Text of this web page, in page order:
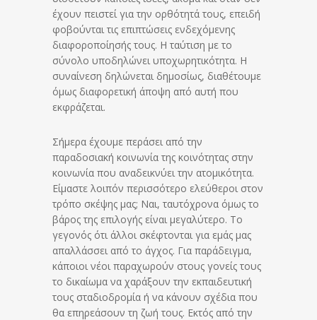
έχουν πειστεί για την ορθότητά τους, επειδή
φοβούνται τις επιπτώσεις ενδεχόμενης
διαφοροποίησής τους. Η ταύτιση με το
σύνολο υποδηλώνει υποχωρητικότητα. Η
συναίνεση δηλώνεται δημοσίως, διαθέτουμε
όμως διαφορετική άποψη από αυτή που
εκφράζεται.
Σήμερα έχουμε περάσει από την
παραδοσιακή κοινωνία της κοινότητας στην
κοινωνία που αναδεικνύει την ατομικότητα.
Είμαστε λοιπόν περισσότερο ελεύθεροι στον
τρόπο σκέψης μας; Ναι, ταυτόχρονα όμως το
βάρος της επιλογής είναι μεγαλύτερο. Το
γεγονός ότι άλλοι σκέφτονται για εμάς μας
απαλλάσσει από το άγχος. Για παράδειγμα,
κάποιοι νέοι παραχωρούν στους γονείς τους
το δικαίωμα να χαράξουν την εκπαιδευτική
τους σταδιοδρομία ή να κάνουν σχέδια που
θα επηρεάσουν τη ζωή τους. Εκτός από την